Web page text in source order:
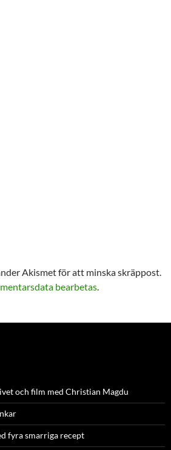
Akismet för att minska skräppost.
bearbetas.
och film med Christian Magdu
fyra smarriga recept